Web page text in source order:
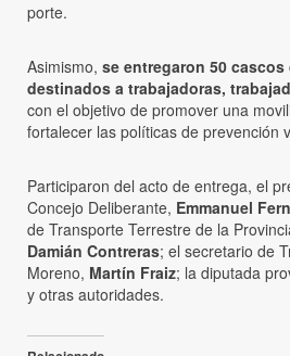
porte.
Asimismo, se entregaron 50
destinados a trabajadoras,
con el objetivo de promover una
fortalecer las políticas de prevención
Participaron del acto de entrega, el
Concejo Deliberante, Emmanuel
de Transporte Terrestre de la
Damián Contreras; el secretario de
Moreno, Martín Fraiz; la diputada
y otras autoridades.